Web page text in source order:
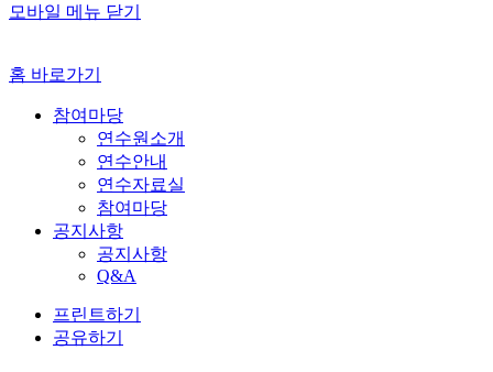
모바일 메뉴 닫기
홈 바로가기
참여마당
연수원소개
연수안내
연수자료실
참여마당
공지사항
공지사항
Q&A
프린트하기
공유하기